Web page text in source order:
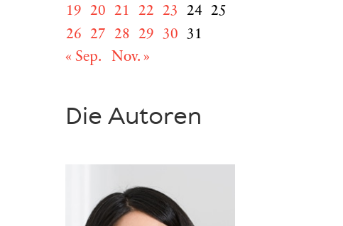
19
20 21 22 23 24
25
26
27 28 29 30
31
« Sep.
Nov. »
Die Autoren